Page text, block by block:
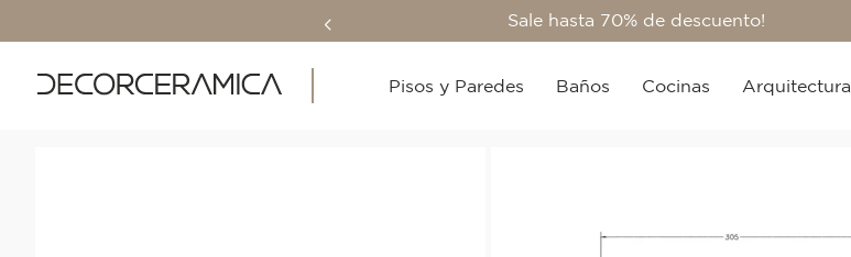
Sale hasta 70% de descuento!
Pisos y Paredes Baños Cocinas Arquitectura